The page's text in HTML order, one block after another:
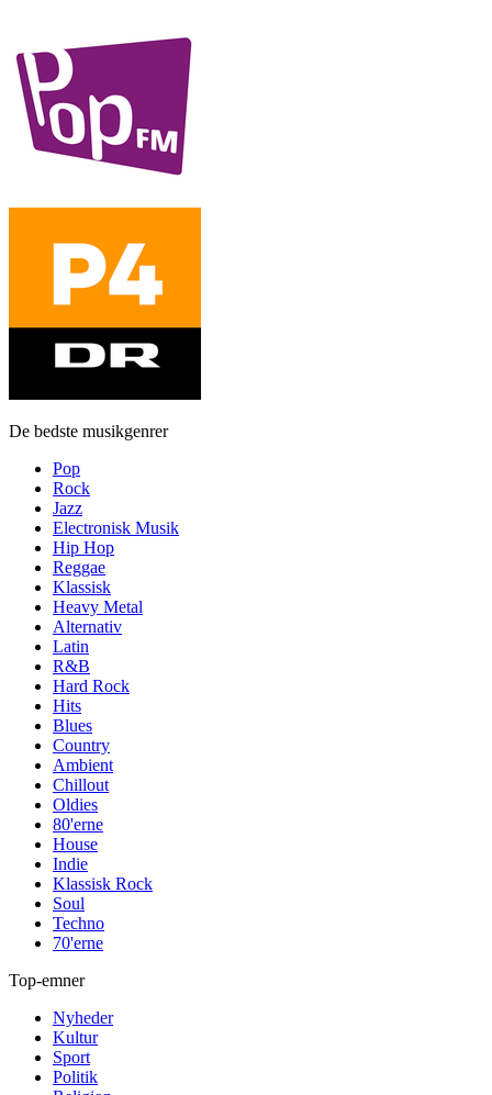
De bedste musikgenrer
Pop
Rock
Jazz
Electronisk Musik
Hip Hop
Reggae
Klassisk
Heavy Metal
Alternativ
Latin
R&B
Hard Rock
Hits
Blues
Country
Ambient
Chillout
Oldies
80'erne
House
Indie
Klassisk Rock
Soul
Techno
70'erne
Top-emner
Nyheder
Kultur
Sport
Politik